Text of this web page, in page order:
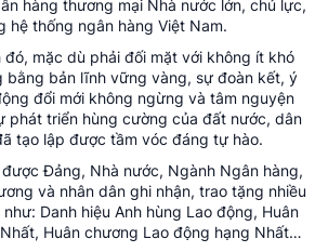
hàng thương mại Nhà nước lớn, chủ lực,
hệ thống ngân hàng Việt Nam.
đó, mặc dù phải đối mặt với không ít khó
bằng bản lĩnh vững vàng, sự đoàn kết, ý
đổi mới không ngừng và tâm nguyện
phát triển hùng cường của đất nước, dân
tạo lập được tầm vóc đáng tự hào.
Đảng, Nhà nước, Ngành Ngân hàng,
và nhân dân ghi nhận, trao tặng nhiều
Danh hiệu Anh hùng Lao động, Huân
Huân chương Lao động hạng Nhất…